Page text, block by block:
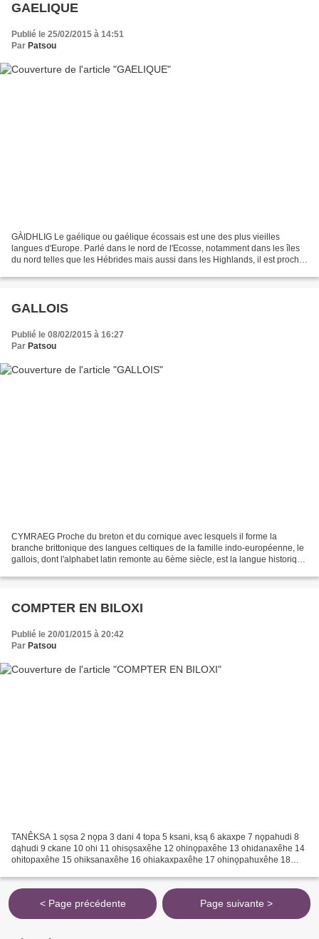
GAELIQUE
Publié le 25/02/2015 à 14:51
Par Patsou
GÀIDHLIG Le gaélique ou gaélique écossais est une des plus vieilles
langues d'Europe. Parlé dans le nord de l'Ecosse, notamment dans les îles
du nord telles que les Hébrides mais aussi dans les Highlands, il est proche
GALLOIS
Publié le 08/02/2015 à 16:27
Par Patsou
CYMRAEG Proche du breton et du cornique avec lesquels il forme la
branche brittonique des langues celtiques de la famille indo-européenne, le
gallois, dont l'alphabet latin remonte au 6ème siècle, est la langue historique
COMPTER EN BILOXI
Publié le 20/01/2015 à 20:42
Par Patsou
TANÊKSA 1 sǫsa 2 nǫpa 3 dani 4 topa 5 ksani, ksą 6 akaxpe 7 nǫpahudi 8
dąhudi 9 ckane 10 ohi 11 ohisǫsaxêhe 12 ohinǫpaxêhe 13 ohidanaxêhe 14
ohitopaxêhe 15 ohiksanaxêhe 16 ohiakaxpaxêhe 17 ohinǫpahuxêhe 18
< Page précédente Page suivante >